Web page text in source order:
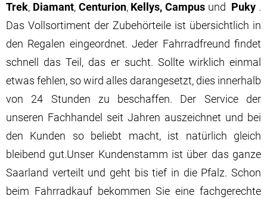
Trek, Diamant, Centurion, Kellys, Campus und Puky .
Das Vollsortiment der Zubehörteile ist übersichtlich in
den Regalen eingeordnet. Jeder Fahrradfreund findet
schnell das Teil, das er sucht. Sollte wirklich einmal
etwas fehlen, so wird alles darangesetzt, dies innerhalb
von 24 Stunden zu beschaffen. Der Service der
unseren Fachhandel seit Jahren auszeichnet und bei
den Kunden so beliebt macht, ist natürlich gleich
bleibend gut.Unser Kundenstamm ist über das ganze
Saarland verteilt und geht bis tief in die Pfalz. Schon
beim Fahrradkauf bekommen Sie eine fachgerechte